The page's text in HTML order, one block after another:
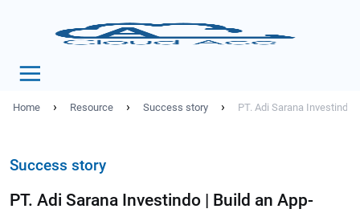
Home › Resource › Success story › PT. Adi Sarana Investindo
Success story
PT. Adi Sarana Investindo | Build an App-